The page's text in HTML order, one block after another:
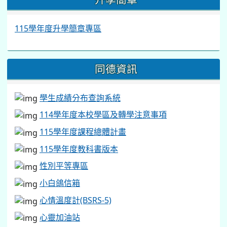
:::
115學年度升學簡章專區
同德資訊
學生成績分布查詢系統
114學年度本校學區及轉學注意事項
115學年度課程總體計畫